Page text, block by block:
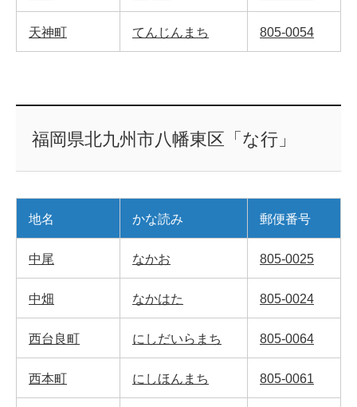
天神町 てんじんまち 805-0054
福岡県北九州市八幡東区「な行」
地名 かな読み 郵便番号
中尾 なかお 805-0025
中畑 なかはた 805-0024
西台良町 にしだいらまち 805-0064
西本町 にしほんまち 805-0061